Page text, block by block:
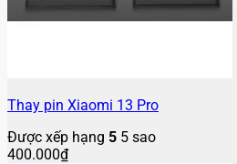
Thay pin Xiaomi 13 Pro
Được xếp hạng 5 5 sao
400.000₫